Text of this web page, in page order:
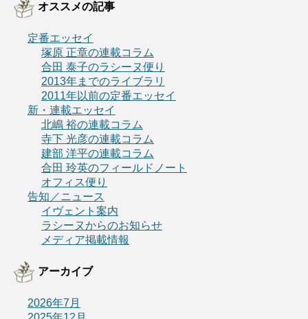
オススメの記事
定番エッセイ
塚原 正章の連載コラム
合田 泰子のラシーヌ便り
2013年までのライブラリ
2011年以前の定番エッセイ
新・連載エッセイ
北嶋 裕の連載コラム
寺下 光彦の連載コラム
建部 洋平の連載コラム
合田 玲英のフィールドノート
オフィス便り
告知／ニュース
イヴェント案内
ラシーヌからのお知らせ
メディア掲載情報
アーカイブ
2026年7月